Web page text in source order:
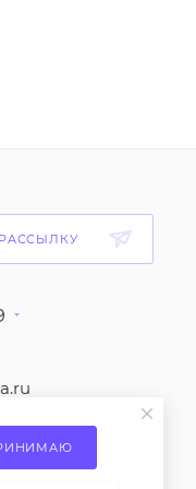
городской
вл1